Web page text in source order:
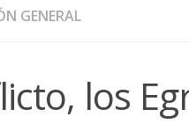
GENERAL
los